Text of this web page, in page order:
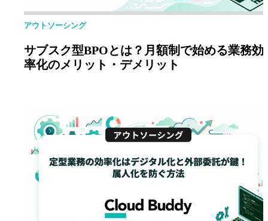
アウトソーシング
サブスク型BPOとは？月額制で始める業務効
率化のメリット・デメリット